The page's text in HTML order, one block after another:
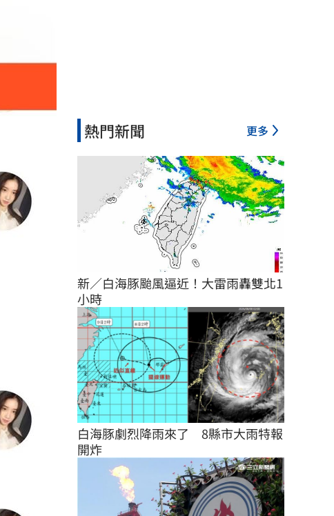
熱門新聞 更多
新／白海豚颱風逼近！大雷雨轟雙北1
小時
白海豚劇烈降雨來了　8縣市大雨特報
開炸